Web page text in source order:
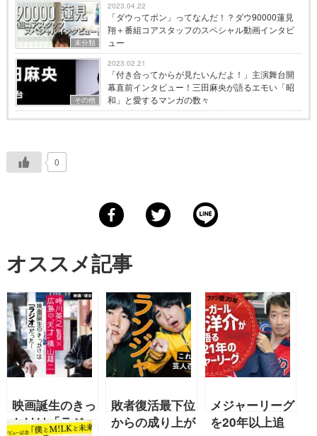
未分類
2023.04.22
「ダウってポン」ってなんだ！？ダウ90000蓮見
翔＋番組コアスタッフのスペシャル動画インタビ
ュー
その他
2023.02.21
「付き合ってからが見たいんだよ！」主演舞台開
幕直前インタビュー！三田麻央が語るエモい「昭
和」と愛するマンガの数々
0
オススメ記事
映画誕生のきっ
かけは「ラジ
敗者復活最下位
からの成り上が
メジャーリーグ
を20年以上追